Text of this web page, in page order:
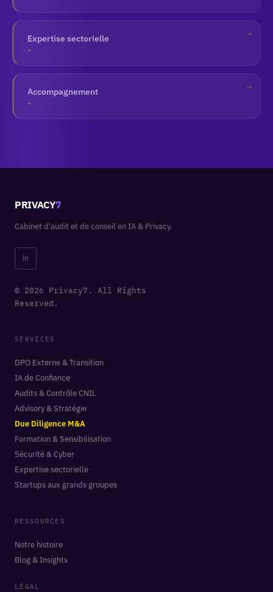
Expertise sectorielle
→
Accompagnement
→
PRIVACY7
Cabinet d'audit et de conseil en IA & Privacy.
in
© 2026 Privacy7. All Rights
Reserved.
SERVICES
DPO Externe & Transition
IA de Confiance
Audits & Contrôle CNIL
Advisory & Stratégie
Due Diligence M&A
Formation & Sensibilisation
Sécurité & Cyber
Expertise sectorielle
Startups aux grands groupes
RESSOURCES
Notre histoire
Blog & Insights
LÉGAL